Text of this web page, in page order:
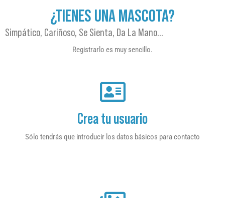
¿TIENES UNA MASCOTA?
Simpático, Cariñoso, Se Sienta, Da La Mano…
Registrarlo es muy sencillo.
Crea tu usuario
Sólo tendrás que introducir los datos básicos para contacto